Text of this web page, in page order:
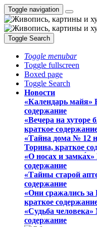
Toggle navigation
Toggle Search
Toggle menubar
Toggle fullscreen
Boxed page
Toggle Search
Новости
«Календарь майя»
содержание
«Вечера на хуторе
краткое
«Тайна дома № 12
Торина, краткое
«О носах и
содержание
«Тайны старой
содержание
«Они сражались
краткое
«Судьба
содержание